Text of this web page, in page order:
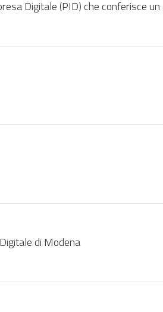
Digitale (PID) che conferisce un ...
di Modena